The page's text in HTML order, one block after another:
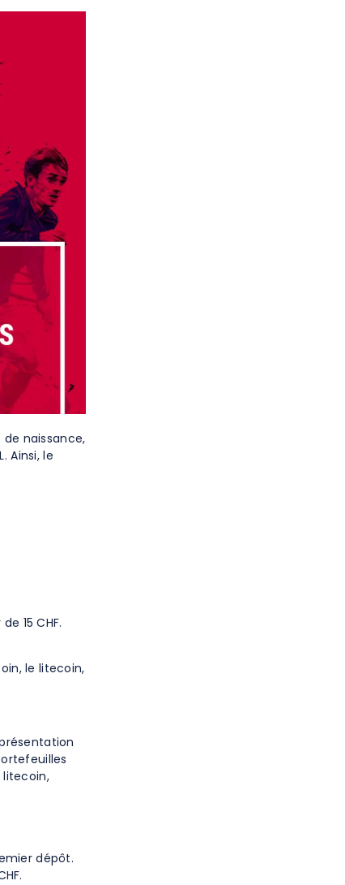
naissance,
Ainsi, le
15 CHF.
le litecoin,
litecoin,
dépôt.